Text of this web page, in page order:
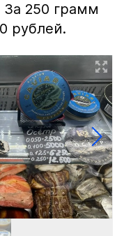
250 грамм
рублей.